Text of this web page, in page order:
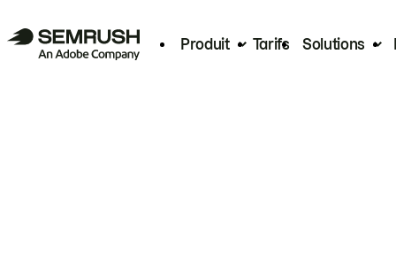
Produit Tarifs Solutions